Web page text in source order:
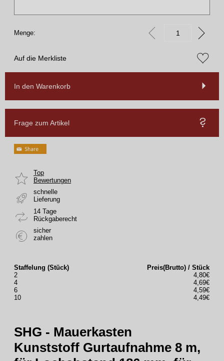
Menge:
Auf die Merkliste
In den Warenkorb
Frage zum Artikel
Top
Bewertungen
schnelle
Lieferung
14 Tage
Rückgaberecht
sicher
zahlen
Staffelung (Stück)
Preis(Brutto) / Stück
2
4,80€
4
4,69€
6
4,59€
10
4,49€
SHG - Mauerkasten
Kunststoff Gurtaufnahme 8 m,